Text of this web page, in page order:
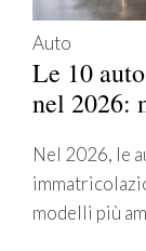
Auto
Le 10
nel 2026:
Nel 2026, le
modelli più